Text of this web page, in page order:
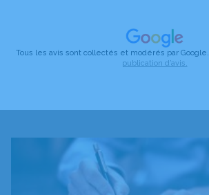
Tous les avis sont collectés et modérés par Google.
publication d’avis.